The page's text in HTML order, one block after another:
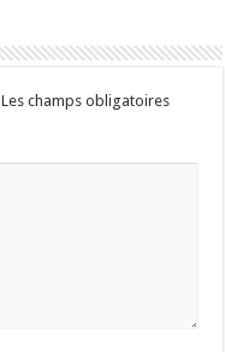
Les champs obligatoires